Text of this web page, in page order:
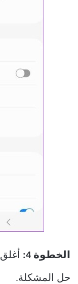
الخطوة 4: أغلق
حل المشكلة.